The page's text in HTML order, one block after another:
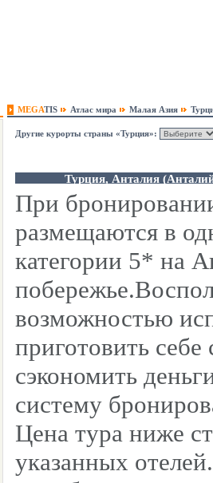
MEGATIS Атлас мира Малая Азия
Другие курорты страны «Турция»:
Турция, Анталия
При
размещаются в
категории 5* на
возможностью
приготовить
сэкономить
систему
Цена тура ниже
указанных